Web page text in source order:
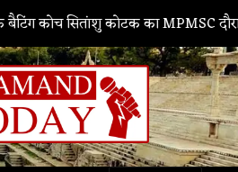
सितांशु कोटक का MPMSC दौरा, युवा